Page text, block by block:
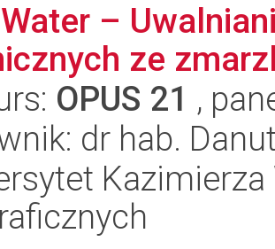
–
ze
OPUS 21 ,
dr hab.
Kazimierza